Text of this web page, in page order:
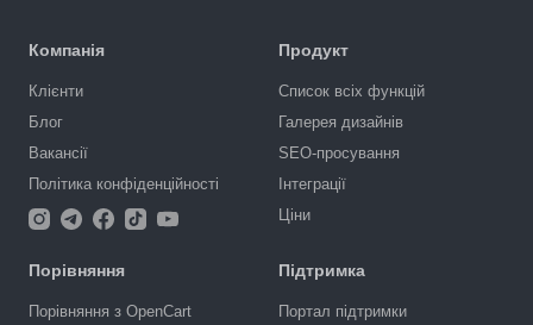
Компанія
Клієнти
Блог
Вакансії
Політика конфіденційності
Продукт
Список всіх функцій
Галерея дизайнів
SEO-просування
Інтеграції
Ціни
Порівняння
Порівняння з OpenCart
Підтримка
Портал підтримки